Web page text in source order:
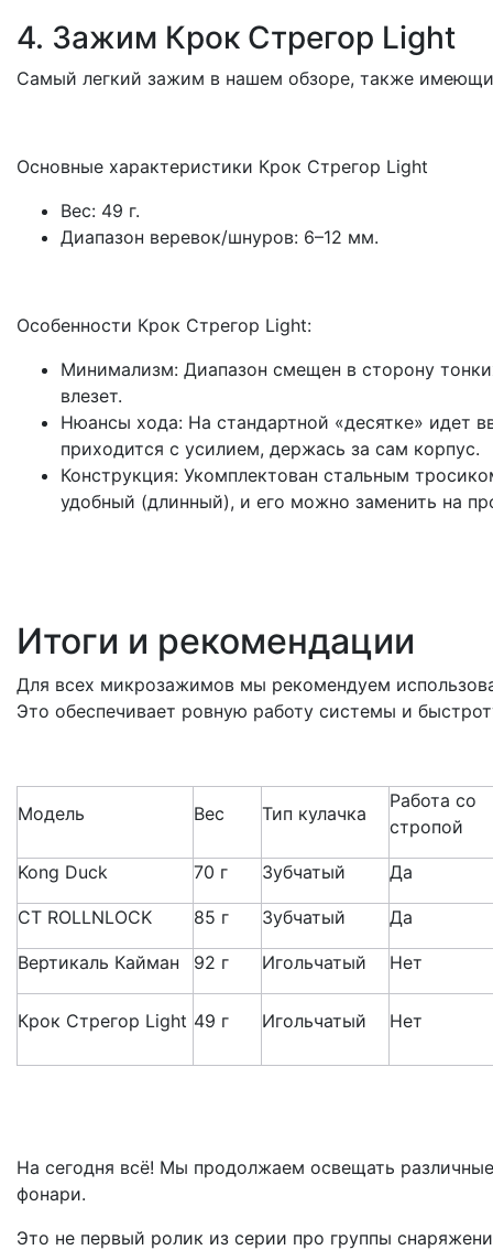
4. Зажим Крок Стрегор Light
Самый легкий зажим в нашем обзоре, также
Основные характеристики Крок Стрегор Light
Вес: 49 г.
Диапазон веревок/шнуров: 6–12 мм.
Особенности Крок Стрегор Light:
Минимализм: Диапазон смещен в сторону
влезет.
Нюансы хода: На стандартной «десятке» идет
приходится с усилием, держась за сам корпус.
Конструкция: Укомплектован стальным
удобный (длинный), и его можно заменить на
Итоги и рекомендации
Для всех микрозажимов мы рекомендуем
Это обеспечивает ровную работу системы и
Модель Вес Тип кулачка
Работа со
стропой
Kong Duck 70 г Зубчатый Да
CT ROLLNLOCK 85 г Зубчатый Да
Вертикаль Кайман 92 г Игольчатый Нет
Крок Стрегор Light 49 г Игольчатый Нет
На сегодня всё! Мы продолжаем освещать
фонари.
Это не первый ролик из серии про группы